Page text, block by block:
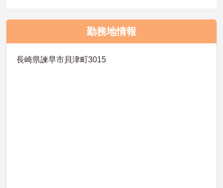
勤務地情報
長崎県諫早市貝津町3015